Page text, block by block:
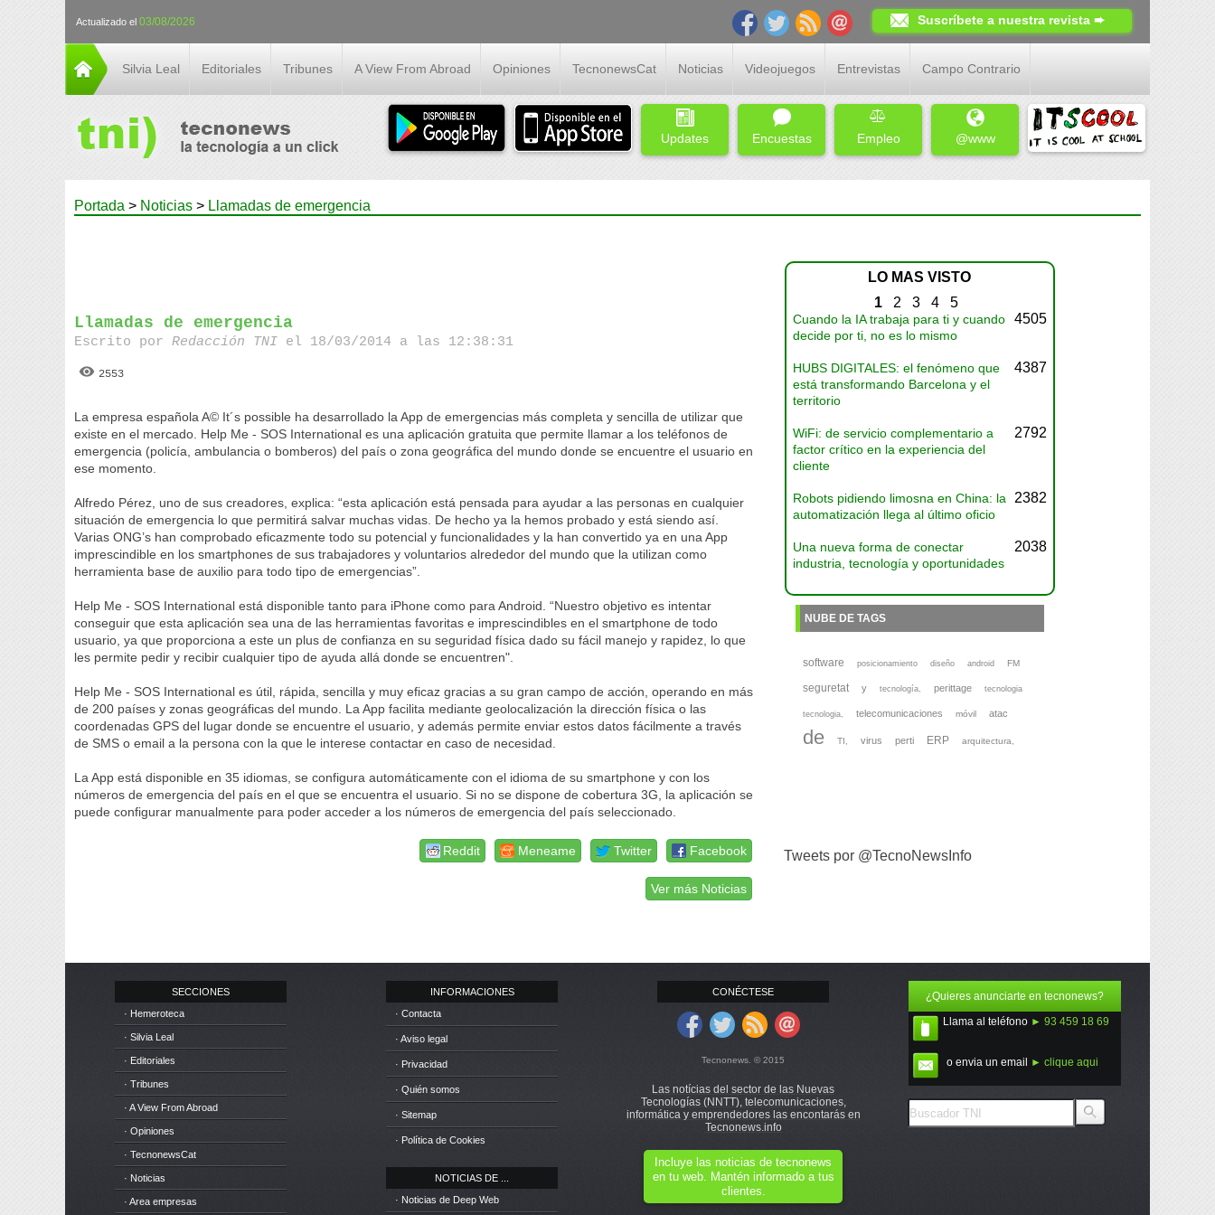
Actualizado el 03/08/2026 Suscríbete a nuestra revista ➨
Silvia Leal Editoriales Tribunes A View From Abroad Opiniones TecnonewsCat Noticias Videojuegos Entrevistas Campo Contrario
Updates Encuestas Empleo @www
Portada > Noticias > Llamadas de emergencia
Llamadas de emergencia
Escrito porRedacción TNI el 18/03/2014 a las 12:38:31
2553
La empresa española A© It´s possible ha desarrollado la App de emergencias más completa y sencilla de utilizar que
existe en el mercado. Help Me - SOS International es una aplicación gratuita que permite llamar a los teléfonos de
emergencia (policía, ambulancia o bomberos) del país o zona geográfica del mundo donde se encuentre el usuario en
ese momento.
Alfredo Pérez, uno de sus creadores, explica: “esta aplicación está pensada para ayudar a las personas en cualquier
situación de emergencia lo que permitirá salvar muchas vidas. De hecho ya la hemos probado y está siendo así.
Varias ONG’s han comprobado eficazmente todo su potencial y funcionalidades y la han convertido ya en una App
imprescindible en los smartphones de sus trabajadores y voluntarios alrededor del mundo que la utilizan como
herramienta base de auxilio para todo tipo de emergencias”.
Help Me - SOS International está disponible tanto para iPhone como para Android. “Nuestro objetivo es intentar
conseguir que esta aplicación sea una de las herramientas favoritas e imprescindibles en el smartphone de todo
usuario, ya que proporciona a este un plus de confianza en su seguridad física dado su fácil manejo y rapidez, lo que
les permite pedir y recibir cualquier tipo de ayuda allá donde se encuentren".
Help Me - SOS International es útil, rápida, sencilla y muy eficaz gracias a su gran campo de acción, operando en más
de 200 países y zonas geográficas del mundo. La App facilita mediante geolocalización la dirección física o las
coordenadas GPS del lugar donde se encuentre el usuario, y además permite enviar estos datos fácilmente a través
de SMS o email a la persona con la que le interese contactar en caso de necesidad.
La App está disponible en 35 idiomas, se configura automáticamente con el idioma de su smartphone y con los
números de emergencia del país en el que se encuentra el usuario. Si no se dispone de cobertura 3G, la aplicación se
puede configurar manualmente para poder acceder a los números de emergencia del país seleccionado.
Facebook
Twitter
Meneame
Reddit
Ver más Noticias
LO MAS VISTO
1 2 3 4 5
Cuando la IA trabaja para ti y cuando
decide por ti, no es lo mismo
4505
HUBS DIGITALES: el fenómeno que
está transformando Barcelona y el
territorio
4387
WiFi: de servicio complementario a
factor crítico en la experiencia del
cliente
2792
Robots pidiendo limosna en China: la
automatización llega al último oficio
2382
Una nueva forma de conectar
industria, tecnología y oportunidades
2038
NUBE DE TAGS
software posicionamiento diseño android FM
seguretat y tecnología, perittage tecnologia
tecnologia, telecomunicaciones móvil atac
de TI, virus perti ERP arquitectura,
Tweets por @TecnoNewsInfo
SECCIONES
· Hemeroteca
· Silvia Leal
· Editoriales
· Tribunes
· A View From Abroad
· Opiniones
· TecnonewsCat
· Noticias
· Area empresas
INFORMACIONES
· Contacta
· Aviso legal
· Privacidad
· Quién somos
· Sitemap
· Política de Cookies
NOTICIAS DE ...
· Noticias de Deep Web
CONÉCTESE
Tecnonews. © 2015
Las notícias del sector de las Nuevas
Tecnologías (NNTT), telecomunicaciones,
informática y emprendedores las encontarás en
Tecnonews.info
Incluye las noticias de tecnonews
en tu web. Mantén informado a tus
clientes.
¿Quieres anunciarte en tecnonews?
Llama al teléfono ► 93 459 18 69
o envia un email ► clique aqui